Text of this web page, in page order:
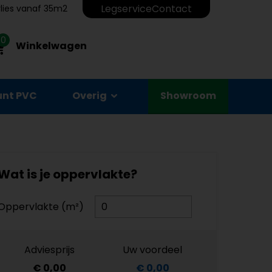
vanaf 35m2 LegserviceContact
0 Winkelwagen
PVC Overig Showroom
is je oppervlakte?
(m²)
Adviesprijs
€ 0,00
Uw voordeel
€ 0,00